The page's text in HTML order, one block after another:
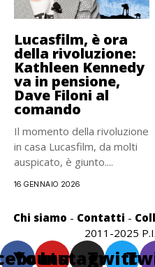
Lucasfilm, è ora
della rivoluzione:
Kathleen Kennedy
va in pensione,
Dave Filoni al
comando
Il momento della rivoluzione
in casa Lucasfilm, da molti
auspicato, è giunto....
16 GENNAIO 2026
Chi siamo - Contatti -
2011-2025
Youtube
Instagram